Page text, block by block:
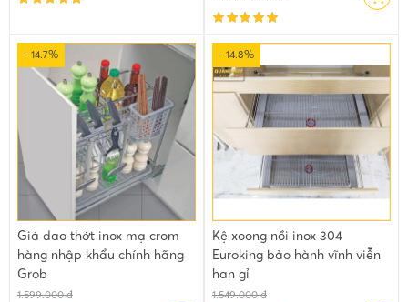
- 14.7%
Giá dao thớt inox mạ crom
hàng nhập khẩu chính hãng
Grob
1.599.000 đ
- 14.8%
Kệ xoong nồi inox 304
Euroking bảo hành vĩnh viễn
han gỉ
1.549.000 đ